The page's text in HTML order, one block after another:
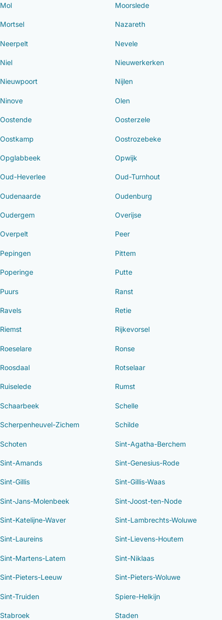
Mol Moorslede
Mortsel Nazareth
Neerpelt Nevele
Niel Nieuwerkerken
Nieuwpoort Nijlen
Ninove Olen
Oostende Oosterzele
Oostkamp Oostrozebeke
Opglabbeek Opwijk
Oud-Heverlee Oud-Turnhout
Oudenaarde Oudenburg
Oudergem Overijse
Overpelt Peer
Pepingen Pittem
Poperinge Putte
Puurs Ranst
Ravels Retie
Riemst Rijkevorsel
Roeselare Ronse
Roosdaal Rotselaar
Ruiselede Rumst
Schaarbeek Schelle
Scherpenheuvel-Zichem Schilde
Schoten Sint-Agatha-Berchem
Sint-Amands Sint-Genesius-Rode
Sint-Gillis Sint-Gillis-Waas
Sint-Jans-Molenbeek Sint-Joost-ten-Node
Sint-Katelijne-Waver Sint-Lambrechts-Woluwe
Sint-Laureins Sint-Lievens-Houtem
Sint-Martens-Latem Sint-Niklaas
Sint-Pieters-Leeuw Sint-Pieters-Woluwe
Sint-Truiden Spiere-Helkijn
Stabroek Staden